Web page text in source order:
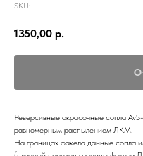
SKU:
1350,00 р.
Реверсивные окрасочные сопла
равномерным распылением ЛКМ.
На границах факела данные сопла